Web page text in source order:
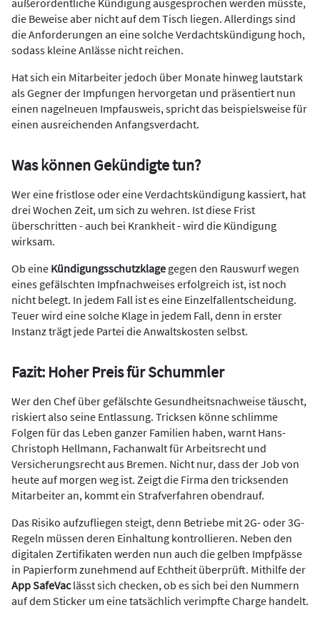
die Beweise aber nicht auf dem Tisch liegen. Allerdings sind
die Anforderungen an eine solche Verdachtskündigung hoch,
sodass kleine Anlässe nicht reichen.
Hat sich ein Mitarbeiter jedoch über Monate hinweg lautstark
als Gegner der Impfungen hervorgetan und präsentiert nun
einen nagelneuen Impfausweis, spricht das beispielsweise für
einen ausreichenden Anfangsverdacht.
Was können Gekündigte tun?
Wer eine fristlose oder eine Verdachtskündigung kassiert, hat
drei Wochen Zeit, um sich zu wehren. Ist diese Frist
überschritten - auch bei Krankheit - wird die Kündigung
wirksam.
Ob eine Kündigungsschutzklage gegen den Rauswurf wegen
eines gefälschten Impfnachweises erfolgreich ist, ist noch
nicht belegt. In jedem Fall ist es eine Einzelfallentscheidung.
Teuer wird eine solche Klage in jedem Fall, denn in erster
Instanz trägt jede Partei die Anwaltskosten selbst.
Fazit: Hoher Preis für Schummler
Wer den Chef über gefälschte Gesundheitsnachweise täuscht,
riskiert also seine Entlassung. Tricksen könne schlimme
Folgen für das Leben ganzer Familien haben, warnt Hans-
Christoph Hellmann, Fachanwalt für Arbeitsrecht und
Versicherungsrecht aus Bremen. Nicht nur, dass der Job von
heute auf morgen weg ist. Zeigt die Firma den tricksenden
Mitarbeiter an, kommt ein Strafverfahren obendrauf.
Das Risiko aufzufliegen steigt, denn Betriebe mit 2G- oder 3G-
Regeln müssen deren Einhaltung kontrollieren. Neben den
digitalen Zertifikaten werden nun auch die gelben Impfpässe
in Papierform zunehmend auf Echtheit überprüft. Mithilfe der
App SafeVaclässt sich checken, ob es sich bei den Nummern
auf dem Sticker um eine tatsächlich verimpfte Charge handelt.